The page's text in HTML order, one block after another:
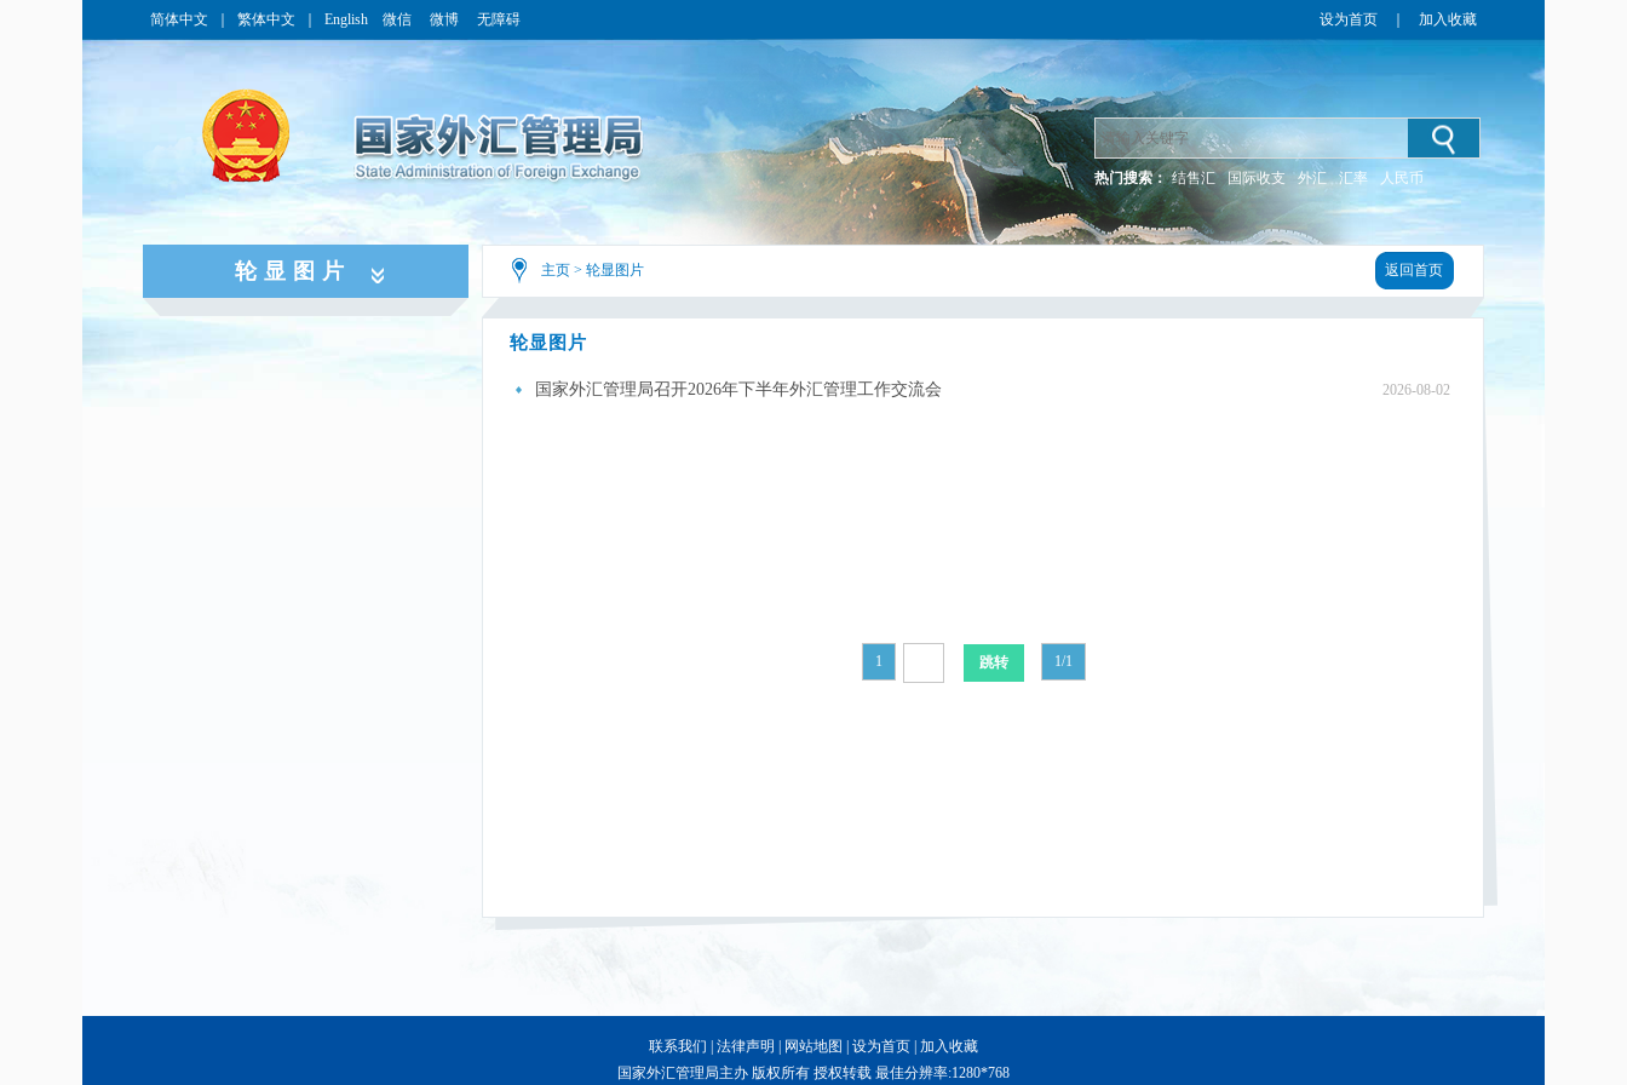
简体中文 繁体中文 English 微信 微博 无障碍 设为首页 加入收藏
热门搜索： 结售汇 国际收支 外汇 汇率 人民币
轮显图片 主页 > 轮显图片 返回首页
轮显图片
国家外汇管理局召开2026年下半年外汇管理工作交流会 2026-08-02
1 1/1
联系我们 法律声明 网站地图 设为首页 加入收藏
国家外汇管理局主办 版权所有 授权转载 最佳分辨率:1280*768